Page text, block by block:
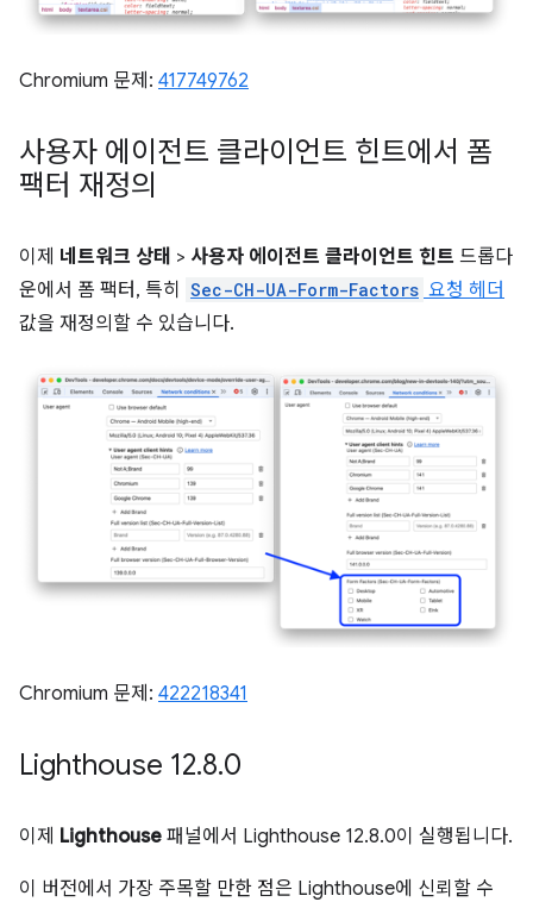
Chromium 문제: 417749762
사용자 에이전트 클라이언트 힌트에서 폼
팩터 재정의
이제 네트워크 상태 > 사용자 에이전트 클라이언트 힌트 드롭다
운에서 폼 팩터, 특히
Sec-CH-UA-Form-Factors 요청 헤더
값을 재정의할 수 있습니다.
Chromium 문제: 422218341
Lighthouse 12.8.0
이제 Lighthouse 패널에서 Lighthouse 12.8.0이 실행됩니다.
이 버전에서 가장 주목할 만한 점은 Lighthouse에 신뢰할 수